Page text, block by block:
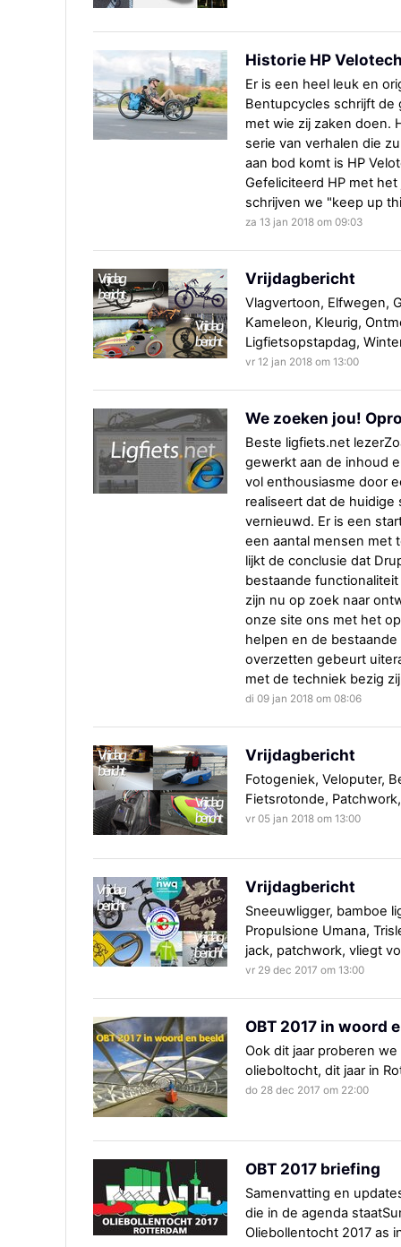
Historie HP
Er is een heel leuk en
Bentupcycles schrijft de
met wie zij zaken doen.
serie van verhalen die
aan bod komt is HP
Gefeliciteerd HP met
schrijven we "keep up
za 13 jan 2018 om 09:03
Vrijdagbericht
Vlagvertoon, Elfwegen,
Kameleon, Kleurig,
Ligfietsopstapdag,
vr 12 jan 2018 om 13:00
We zoeken jou!
Beste ligfiets.net
gewerkt aan de inhoud
vol enthousiasme door
realiseert dat de
vernieuwd. Er is een
een aantal mensen met
lijkt de conclusie dat
bestaande
zijn nu op zoek naar
onze site ons met het
helpen en de
overzetten gebeurt
met de techniek bezig
di 09 jan 2018 om 08:06
Vrijdagbericht
Fotogeniek, Veloputer,
Fietsrotonde,
vr 05 jan 2018 om 13:00
Vrijdagbericht
Sneeuwligger, bamboe
Propulsione Umana,
jack, patchwork, vliegt
vr 29 dec 2017 om 13:00
OBT 2017 in woord
Ook dit jaar proberen
olieboltocht, dit jaar in
do 28 dec 2017 om 22:00
OBT 2017 briefing
Samenvatting en
die in de agenda
Oliebollentocht 2017 as